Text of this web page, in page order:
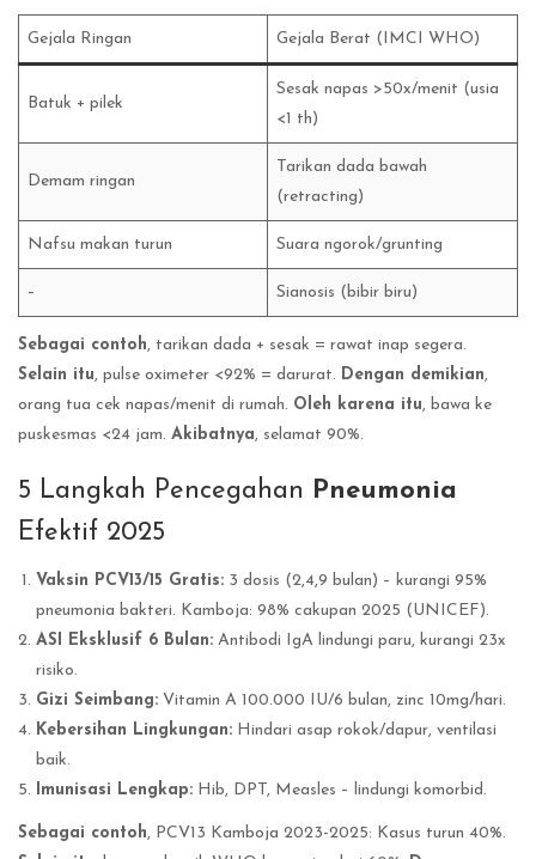
Gejala Ringan Gejala Berat (IMCI WHO)
Batuk + pilek
Sesak napas >50x/menit (usia
<1 th)
Demam ringan
Tarikan dada bawah
(retracting)
Nafsu makan turun Suara ngorok/grunting
– Sianosis (bibir biru)
Sebagai contoh, tarikan dada + sesak = rawat inap segera.
Selain itu, pulse oximeter <92% = darurat. Dengan demikian,
orang tua cek napas/menit di rumah. Oleh karena itu, bawa ke
puskesmas <24 jam. Akibatnya, selamat 90%.
5 Langkah Pencegahan Pneumonia
Efektif 2025
Vaksin PCV13/15 Gratis: 3 dosis (2,4,9 bulan) – kurangi 95%
pneumonia bakteri. Kamboja: 98% cakupan 2025 (UNICEF).
ASI Eksklusif 6 Bulan: Antibodi IgA lindungi paru, kurangi 23x
risiko.
Gizi Seimbang: Vitamin A 100.000 IU/6 bulan, zinc 10mg/hari.
Kebersihan Lingkungan: Hindari asap rokok/dapur, ventilasi
baik.
Imunisasi Lengkap: Hib, DPT, Measles – lindungi komorbid.
Sebagai contoh, PCV13 Kamboja 2023-2025: Kasus turun 40%.